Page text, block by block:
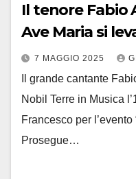
Il tenore Fabio
Ave Maria si
7 MAGGIO 2025
Il grande cantante
Nobil Terre in Musica
Francesco per
Prosegue…